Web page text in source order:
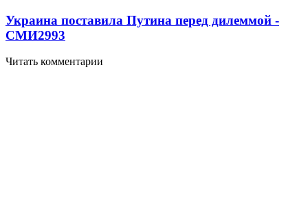
Украина поставила Путина перед дилеммой -
СМИ2993
Читать комментарии